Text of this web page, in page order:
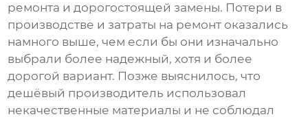
ремонта и дорогостоящей замены. Потери в
производстве и затраты на ремонт оказались
намного выше, чем если бы они изначально
выбрали более надежный, хотя и более
дорогой вариант. Позже выяснилось, что
дешёвый производитель использовал
некачественные материалы и не соблюдал